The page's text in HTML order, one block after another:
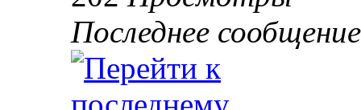
Последнее